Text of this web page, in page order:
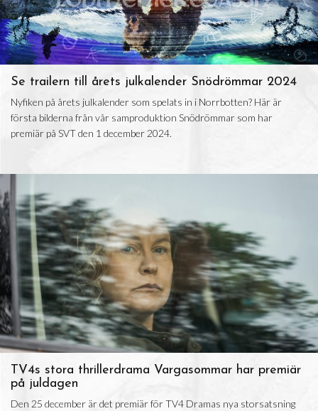
Se trailern till årets julkalender Snödrömmar 2024
Nyfiken på årets julkalender som spelats in i Norrbotten? Här är
första bilderna från vår samproduktion Snödrömmar som har
premiär på SVT den 1 december 2024.
TV4s stora thrillerdrama Vargasommar har premiär
på juldagen
Den 25 december är det premiär för TV4 Dramas nya storsatsning